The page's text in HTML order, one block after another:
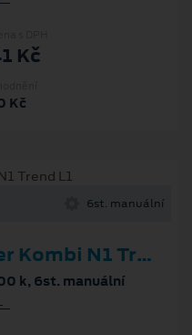
Kč
Kč
6st. manuální
Ford Transit Courier Kombi N1 Trend L1
k, 6st. manuální